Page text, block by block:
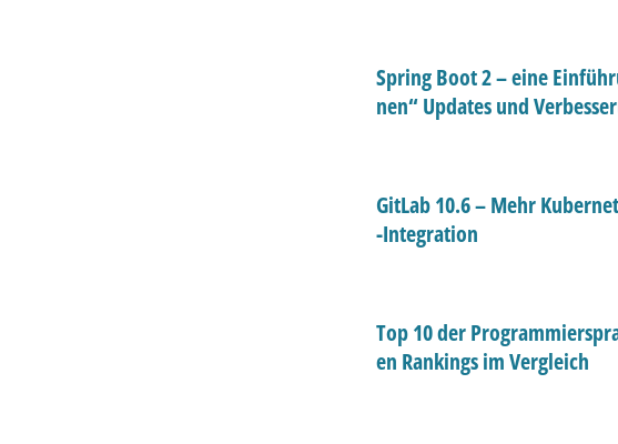
Spring Boot 2 – eine
nen“ Updates und
GitLab 10.6 – Mehr
-Integration
Top 10 der
en Rankings im Vergleich